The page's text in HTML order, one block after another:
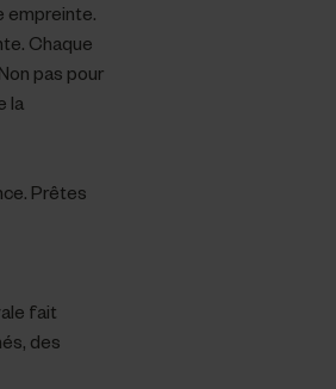
empreinte.
Chaque
pas pour
la
Prêtes
fait
des